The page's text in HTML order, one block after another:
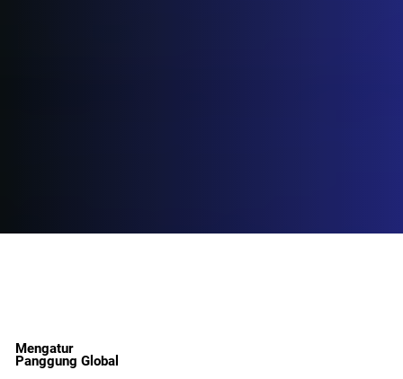
Mengatur
Panggung Global